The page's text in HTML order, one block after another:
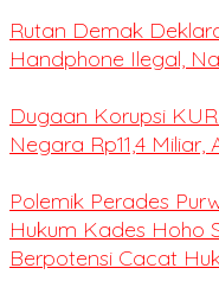
Rutan Demak
Handphone Ilegal,
Dugaan Korupsi
Negara Rp11,4
Polemik Perades
Hukum Kades Hoho
Berpotensi Cacat